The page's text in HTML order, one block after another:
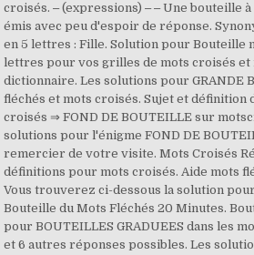
croisés. ‒ (expressions) ‒ ‒ Une bouteille
émis avec peu d'espoir de réponse.
en 5 lettres : Fille. Solution pour Bouteille
lettres pour vos grilles de mots croisés et
dictionnaire. Les solutions pour GRANDE
fléchés et mots croisés. Sujet et définition
croisés ⇒ FOND DE BOUTEILLE sur
solutions pour l'énigme FOND DE
remercier de votre visite. Mots Croisés
définitions pour mots croisés. Aide mots
Vous trouverez ci-dessous la solution
Bouteille du Mots Fléchés 20 Minutes.
pour BOUTEILLES GRADUEES dans les
et 6 autres réponses possibles. Les